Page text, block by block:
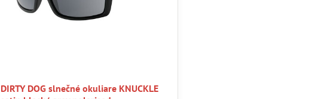
DIRTY DOG slnečné okuliare KNUCKLE